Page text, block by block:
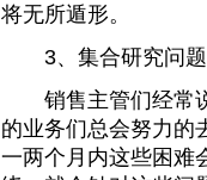
将无所遁形。
3、集合研究问
销售主管们经常说
的业务们总会努力的
一两个月内这些困难